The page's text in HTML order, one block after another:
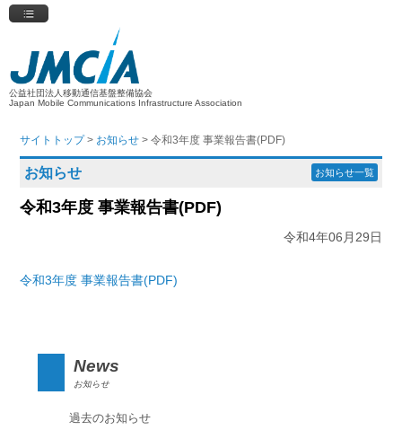
公益社団法人移動通信基盤整備協会
Japan Mobile Communications Infrastructure Association
サイトトップ> お知らせ > 令和3年度 事業報告書(PDF)
お知らせ お知らせ一覧
令和3年度 事業報告書(PDF)
令和4年06月29日
令和3年度 事業報告書(PDF)
News
お知らせ
過去のお知らせ